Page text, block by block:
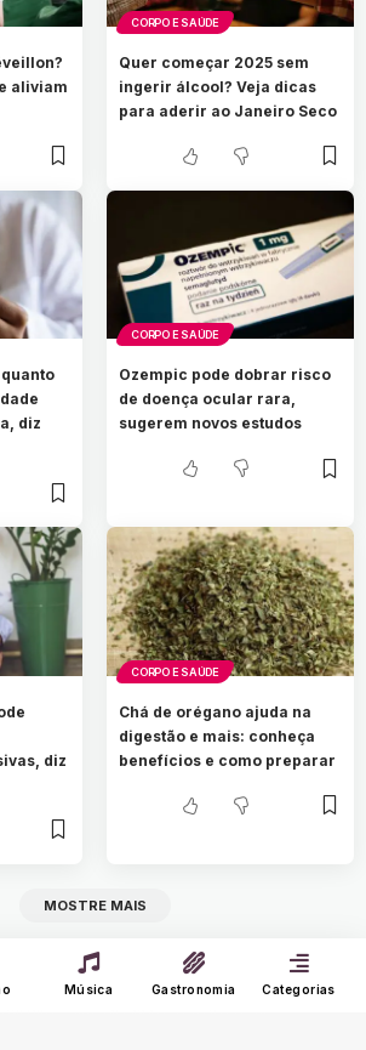
aliviam
CORPO E SAÚDE
Quer começar 2025 sem
ingerir álcool? Veja dicas
para aderir ao Janeiro Seco
diz
CORPO E SAÚDE
Ozempic pode dobrar risco
de doença ocular rara,
sugerem novos estudos
diz
CORPO E SAÚDE
Chá de orégano ajuda na
digestão e mais: conheça
benefícios e como preparar
MOSTRE MAIS
Música Gastronomia Categorias